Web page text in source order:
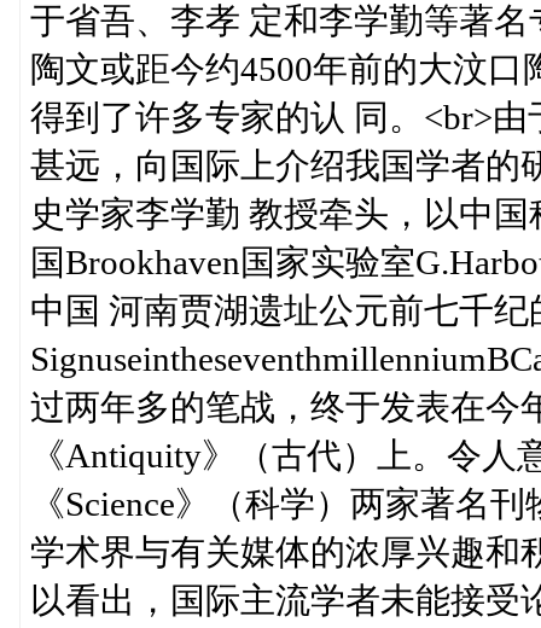
于省吾、李孝 定和李学勤等著
陶文或距今约4500年前的大汶
得到了许多专家的认 同。<br>
甚远，向国际上介绍我国学者的
史学家李学勤 教授牵头，以中
国Brookhaven国家实验室
中国 河南贾湖遗址公元前七千
过两年多的笔战，终于发表在今
《Antiquity》（古代）上。令人
《Science》（科学）两家著名
学术界与有关媒体的浓厚兴趣和
以看出，国际主流学者未能接